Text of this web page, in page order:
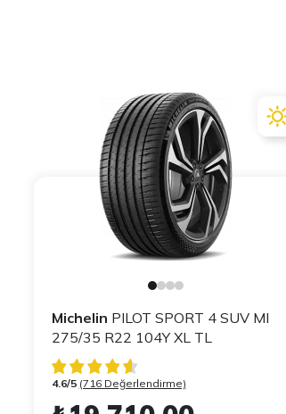
Michelin PILOT SPORT 4 SUV MI
275/35 R22 104Y XL TL
4.6/5 (716 Değerlendirme)